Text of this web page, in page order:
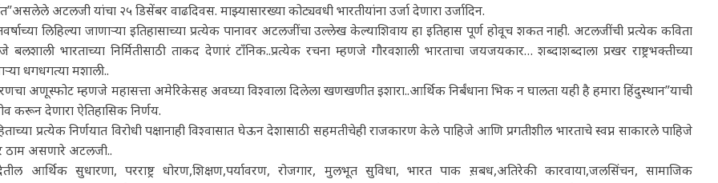
अटलजी यांचा २५ डिसेंबर वाढदिवस. माझ्यासारख्या कोट्यवधी भारतीयांना उर्जा देणारा उर्जादिन.
लिहिल्या जाणाऱ्या इतिहासाच्या प्रत्येक पानावर अटलजींचा उल्लेख केल्याशिवाय हा इतिहास पूर्ण होवूच शकत नाही. अटलजींची प्रत्येक कविता
बलशाली भारताच्या निर्मितीसाठी ताकद देणारं टाँनिक..प्रत्येक रचना म्हणजे गौरवशाली भारताचा जयजयकार… शब्दाशब्दाला प्रखर राष्ट्रभक्तीच्या
धगधगत्या मशाली..
अणूस्फोट म्हणजे महासत्ता अमेरिकेसह अवघ्या विश्वाला दिलेला खणखणीत इशारा..आर्थिक निर्बंधाना भिक न घालता यही है हमारा हिंदुस्थान”याची
करून देणारा ऐतिहासिक निर्णय.
प्रत्येक निर्णयात विरोधी पक्षानाही विश्वासात घेऊन देशासाठी सहमतीचेही राजकारण केले पाहिजे आणि प्रगतीशील भारताचे स्वप्न साकारले पाहिजे
ठाम असणारे अटलजी..
आर्थिक सुधारणा, परराष्ट्र धोरण,शिक्षण,पर्यावरण, रोजगार, मुलभूत सुविधा, भारत पाक स़बध,अतिरेकी कारवाया,जलसिंचन, सामाजिक